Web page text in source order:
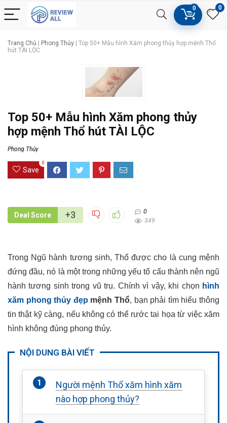
0 0
Trang Chủ Phong Thủy
Top 50+ Mẫu hình Xăm phong thủy hợp mệnh Thổ
hút TÀI LỘC
Top 50+ Mẫu hình Xăm phong thủy
hợp mệnh Thổ hút TÀI LỘC
Phong Thủy
Save
0
Deal Score +3
0
349
Trong Ngũ hành tương sinh, Thổ được cho là cung mệnh
đứng đầu, nó là một trong những yếu tố cấu thành nên ngũ
hành tương sinh trong vũ trụ. Chính vì vậy, khi chọn hình
xăm phong thủy đẹpmệnh Thổ, bạn phải tìm hiểu thông
tin thật kỹ càng, nếu không có thể rước tai họa từ việc xăm
hình không đúng phong thủy.
NỘI DUNG BÀI VIẾT
Người mệnh Thổ xăm hình xăm
nào hợp phong thủy?